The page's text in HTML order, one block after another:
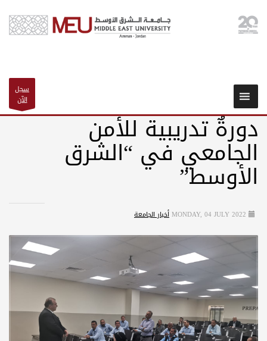
سجل
الآن
دورةٌ تدريبية للأمن
الجامعي في “الشرق
الأوسط”
MONDAY, 04 JULY 2022أخبار الجامعة